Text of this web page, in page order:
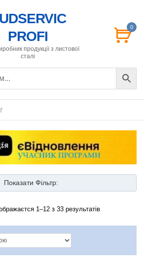
PROFI
продукції з листової
сталі
0
Показати Фільтр:
ЦІНІ 1–12 з 33 результатів